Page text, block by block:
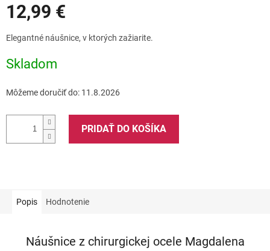
12,99 €
cena:
Elegantné náušnice, v ktorých zažiarite.
Skladom
Môžeme doručiť do: 11.8.2026
PRIDAŤ DO KOŠÍKA
Popis Hodnotenie
Náušnice z chirurgickej ocele Magdalena